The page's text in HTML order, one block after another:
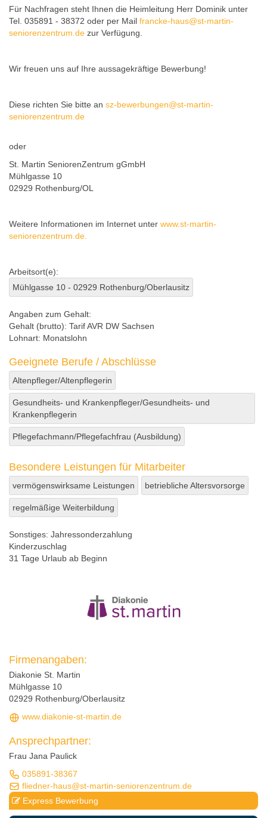
Für Nachfragen steht Ihnen die Heimleitung Herr Dominik unter
Tel. 035891 - 38372 oder per Mail francke-haus@st-martin-
seniorenzentrum.de zur Verfügung.
Wir freuen uns auf Ihre aussagekräftige Bewerbung!
Diese richten Sie bitte an sz-bewerbungen@st-martin-
seniorenzentrum.de
oder
St. Martin SeniorenZentrum gGmbH
Mühlgasse 10
02929 Rothenburg/OL
Weitere Informationen im Internet unter www.st-martin-
seniorenzentrum.de.
Arbeitsort(e):
Mühlgasse 10 - 02929 Rothenburg/Oberlausitz
Angaben zum Gehalt:
Gehalt (brutto): Tarif AVR DW Sachsen
Lohnart: Monatslohn
Geeignete Berufe / Abschlüsse
Altenpfleger/Altenpflegerin
Gesundheits- und Krankenpfleger/Gesundheits- und
Krankenpflegerin
Pflegefachmann/Pflegefachfrau (Ausbildung)
Besondere Leistungen für Mitarbeiter
vermögenswirksame Leistungen betriebliche Altersvorsorge
regelmäßige Weiterbildung
Sonstiges: Jahressonderzahlung
Kinderzuschlag
31 Tage Urlaub ab Beginn
Firmenangaben:
Diakonie St. Martin
Mühlgasse 10
02929 Rothenburg/Oberlausitz
www.diakonie-st-martin.de
Ansprechpartner:
Frau Jana Paulick
035891-38367
fliedner-haus@st-martin-seniorenzentrum.de
Express Bewerbung